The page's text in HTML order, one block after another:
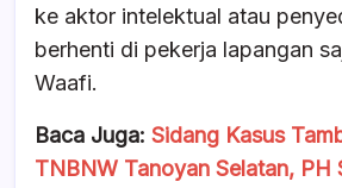
ke aktor intelektual atau
berhenti di pekerja lapangan
Waafi.
Baca Juga: Sidang Kasus
TNBNW Tanoyan Selatan, PH